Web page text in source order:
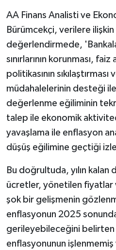
AA Finans Analisti ve
Bürümcekçi, verilere ilişkin
değerlendirmede,
sınırlarının korunması, faiz
politikasının
müdahalelerinin desteği
değerlenme eğiliminin
talep ile ekonomik
yavaşlama ile enflasyon
düşüş eğilimine geçtiği
Bu doğrultuda, yılın kalan
ücretler, yönetilen fiyatlar
şok bir gelişmenin
enflasyonun 2025
gerileyebileceğini belirten
enflasyonunun işlenmemiş